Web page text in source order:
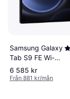
Samsung Galaxy
Tab S9 FE Wi-Fi
10.9" 128GB
Grey
6 585 kr
Från 881 kr/mån